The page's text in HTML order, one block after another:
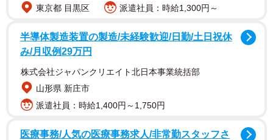
リハビリたくさん、たくさんがんばった
怖がりな息子が私の手を離した
そしてこんなにも嬉しそうな姿を私たちに見せてくれた
諦めない強さを見せてくれた
あなたの親でほんとうによかった
こんなに嬉しい気持ちをありがとう
東京都 目黒区
派遣社員：時給1,300円～
半導体製造装置の製造/未経験歓迎/日勤/土日祝休
み/月収例29万円
株式会社ジャパンクリエイト北日本事業統括部
山形県 新庄市
派遣社員：時給1,400円～1,750円
医療事務/人気の医療事務求人/非常勤スタッフさ